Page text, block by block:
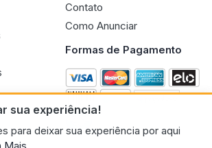
sua experiência!
para deixar sua experiência por aqui
Contato
Como Anunciar
Formas de Pagamento